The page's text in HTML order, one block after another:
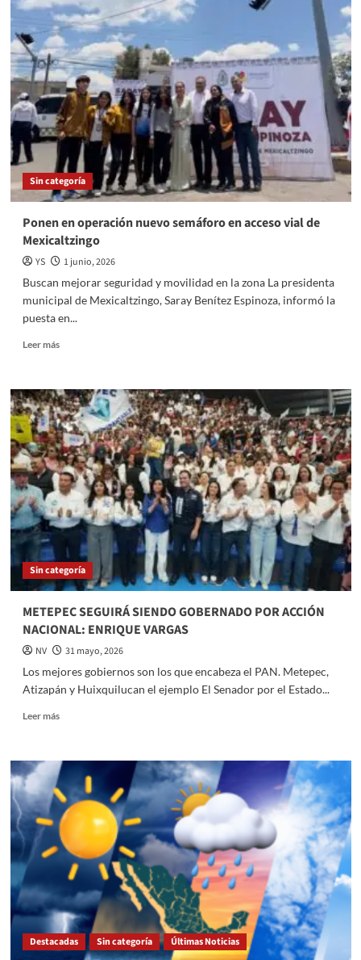
2026:
¿Quiénes
faltan
y
quiénes
sobran
en
el
albúm
Panini?
Sin categoría
Ponen en operación nuevo semáforo en acceso vial de
Mexicaltzingo
YS
1 junio, 2026
Buscan mejorar seguridad y movilidad en la zona La presidenta
municipal de Mexicaltzingo, Saray Benítez Espinoza, informó la
puesta en...
Leer másRead
Ponen
en
operación
nuevo
semáforo
en
acceso
vial
de
Mexicaltzingo
Sin categoría
METEPEC SEGUIRÁ SIENDO GOBERNADO POR ACCIÓN
NACIONAL: ENRIQUE VARGAS
NV
31 mayo, 2026
Los mejores gobiernos son los que encabeza el PAN. Metepec,
Atizapán y Huixquilucan el ejemplo El Senador por el Estado...
Leer másRead
METEPEC
SEGUIRÁ
SIENDO
GOBERNADO
POR
ACCIÓN
NACIONAL:
ENRIQUE
VARGAS
Destacadas Sin categoría Últimas Noticias